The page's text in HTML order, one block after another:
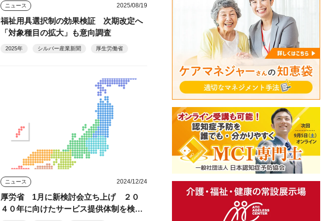
ニュース 2025/08/19
福祉用具選択制の効果検証 次期改定へ
「対象種目の拡大」も意向調査
2025年 シルバー産業新聞 厚生労働省
ニュース 2024/12/24
厚労省 1月に新検討会立ち上げ ２０
４０年に向けたサービス提供体制を検